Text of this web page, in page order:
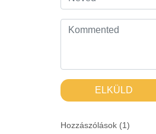
ELKÜLD
Hozzászólások (1)